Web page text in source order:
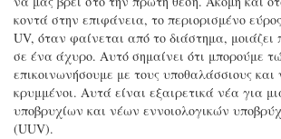
κοντά στην επιφάνεια, το περιορισμένο
UV, όταν φαίνεται από το διάστημα, μοιάζει
σε ένα άχυρο. Αυτό σημαίνει ότι μπορούμε
επικοινωνήσουμε με τους υποθαλάσσιους
κρυμμένοι. Αυτά είναι εξαιρετικά νέα για
υποβρυχίων και νέων εννοιολογικών
(UUV).